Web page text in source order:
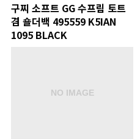
구찌 소프트 GG 수프림 토트
겸 숄더백 495559 K5IAN
1095 BLACK